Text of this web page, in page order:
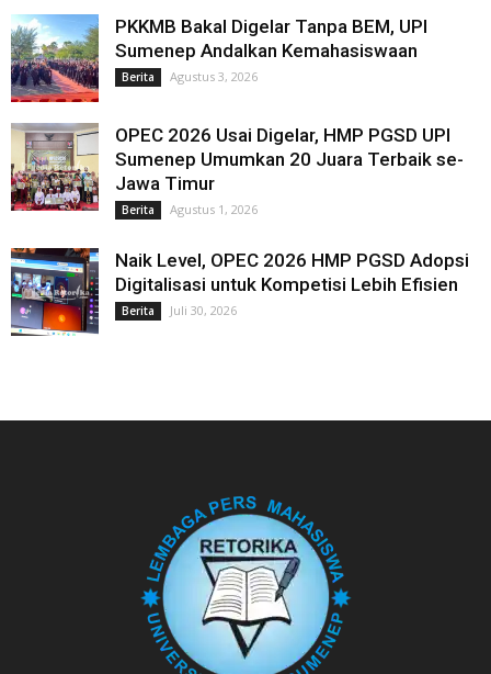
PKKMB Bakal Digelar Tanpa BEM, UPI
Sumenep Andalkan Kemahasiswaan
Berita Agustus 3, 2026
OPEC 2026 Usai Digelar, HMP PGSD UPI
Sumenep Umumkan 20 Juara Terbaik se-
Jawa Timur
Berita Agustus 1, 2026
Naik Level, OPEC 2026 HMP PGSD Adopsi
Digitalisasi untuk Kompetisi Lebih Efisien
Berita Juli 30, 2026